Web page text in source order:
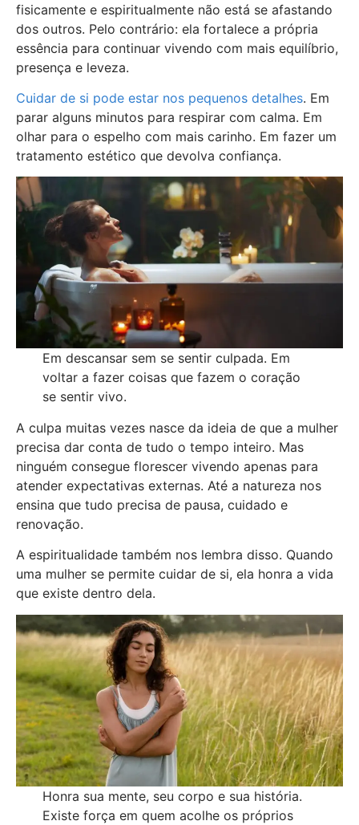
fisicamente e espiritualmente não está se afastando
dos outros. Pelo contrário: ela fortalece a própria
essência para continuar vivendo com mais equilíbrio,
presença e leveza.
Cuidar de si pode estar nos pequenos detalhes. Em
parar alguns minutos para respirar com calma. Em
olhar para o espelho com mais carinho. Em fazer um
tratamento estético que devolva confiança.
Em descansar sem se sentir culpada. Em
voltar a fazer coisas que fazem o coração
se sentir vivo.
A culpa muitas vezes nasce da ideia de que a mulher
precisa dar conta de tudo o tempo inteiro. Mas
ninguém consegue florescer vivendo apenas para
atender expectativas externas. Até a natureza nos
ensina que tudo precisa de pausa, cuidado e
renovação.
A espiritualidade também nos lembra disso. Quando
uma mulher se permite cuidar de si, ela honra a vida
que existe dentro dela.
Honra sua mente, seu corpo e sua história.
Existe força em quem acolhe os próprios